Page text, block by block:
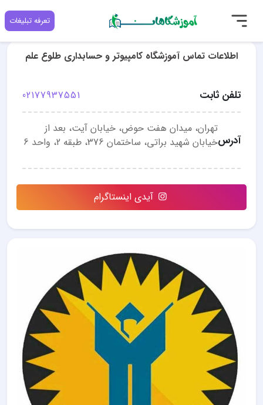
تعرفه تبلیغات
اطلاعات تماس آموزشگاه کامپیوتر و حسابداری طلوع علم
تلفن ثابت 02177937551
آدرس
تهران، میدان هفت حوض، خیابان آیت، بعد از
خیابان شهید براتی، ساختمان 376، طبقه 2، واحد 6
آیدی اینستاگرام